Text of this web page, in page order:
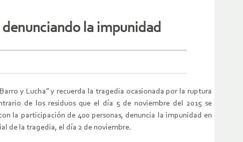
la impunidad
y Lucha” y recuerda la tragedia ocasionada por la ruptura
de los residuos que el día 5 de noviembre del 2015 se
la participación de 400 personas, denuncia la impunidad en
de la tragedia, el día 2 de noviembre.